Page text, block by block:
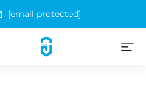
[email protected]